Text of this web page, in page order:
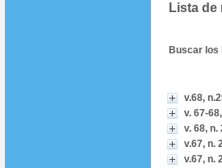
Lista de
Buscar los
v.68,
v. 67-
v. 68, n.
v.67, n.
v.67, n.